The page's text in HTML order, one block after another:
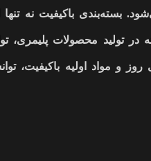
بسته‌بندی باکیفیت نه
در تولید محصولات
و مواد اولیه باکیفیت،